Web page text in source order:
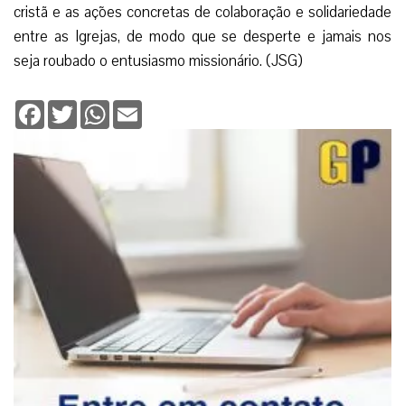
cristã e as ações concretas de colaboração e solidariedade
entre as Igrejas, de modo que se desperte e jamais nos
seja roubado o entusiasmo missionário. (JSG)
Facebook
TwitterWhatsApp